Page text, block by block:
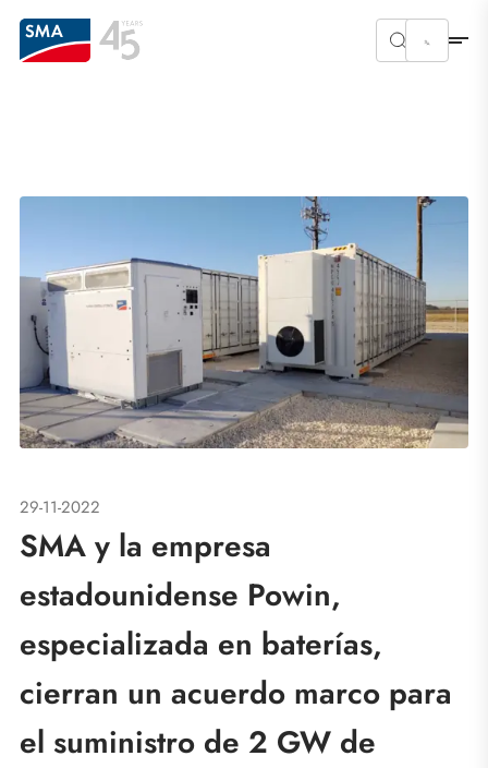
29-11-2022
SMA y la empresa
estadounidense Powin,
especializada en baterías,
cierran un acuerdo marco para
el suministro de 2 GW de